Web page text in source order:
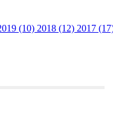
(10) 2018 (12) 2017